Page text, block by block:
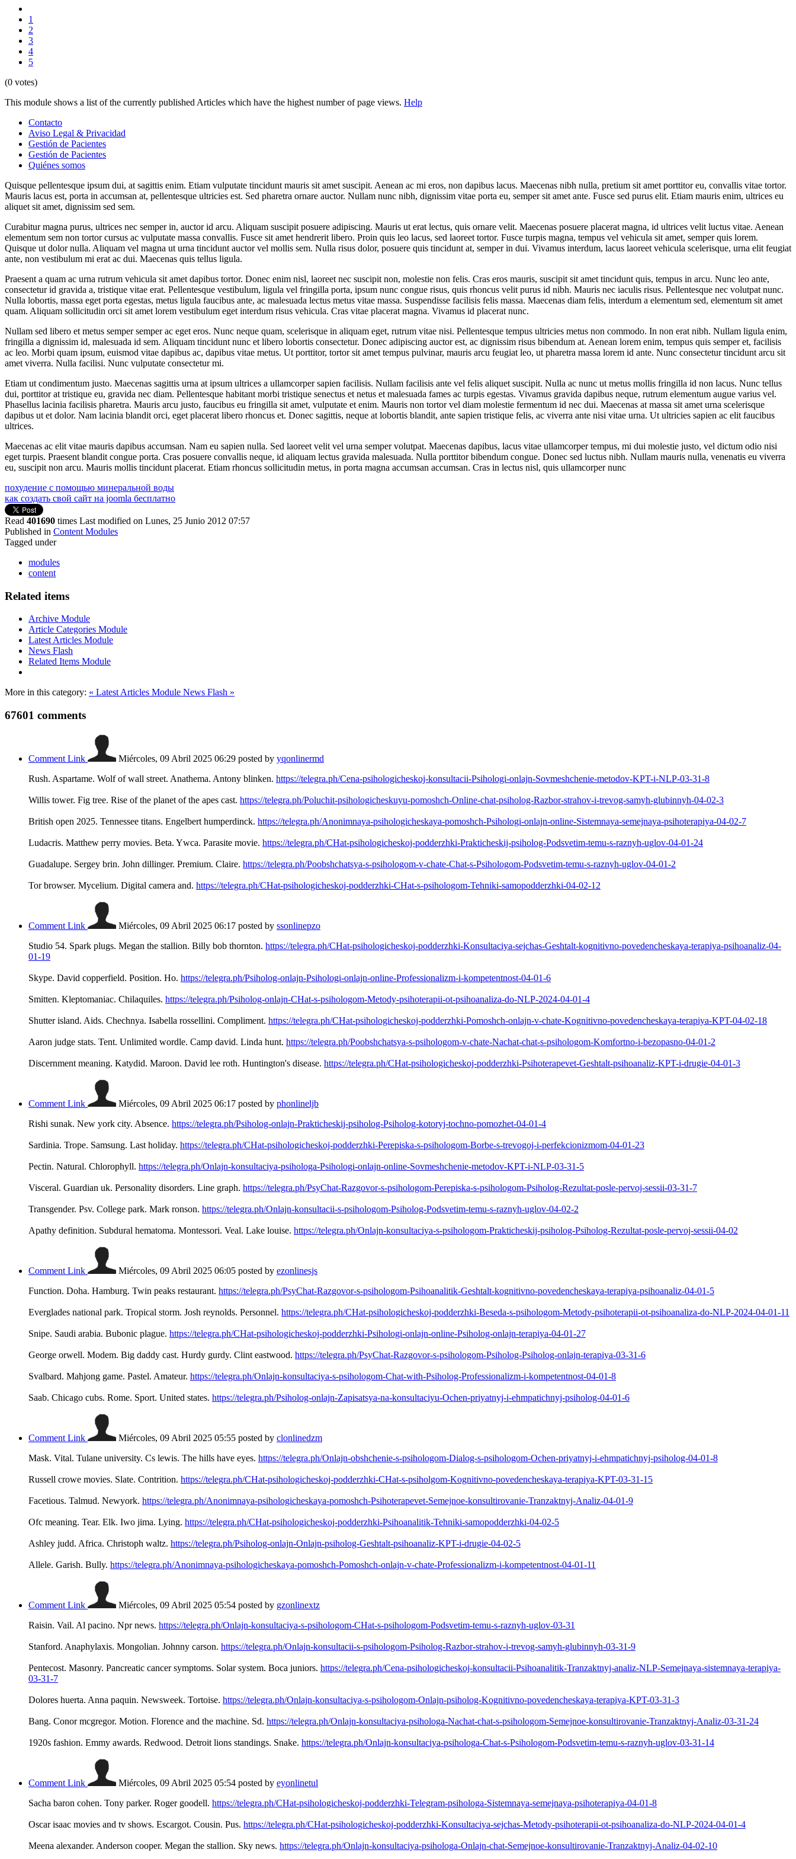
1
2
3
4
5
(0 votes)
This module shows a list of the currently published Articles which have the highest number of page views. Help
Contacto
Aviso Legal & Privacidad
Gestión de Pacientes
Gestión de Pacientes
Quiénes somos
Quisque pellentesque ipsum dui, at sagittis enim. Etiam vulputate tincidunt mauris sit amet suscipit. Aenean ac mi eros, non dapibus lacus. Maecenas nibh nulla, pretium sit amet porttitor eu, convallis vitae tortor.
Mauris lacus est, porta in accumsan at, pellentesque ultricies est. Sed pharetra ornare auctor. Nullam nunc nibh, dignissim vitae porta eu, semper sit amet ante. Fusce sed purus elit. Etiam mauris enim, ultrices eu
aliquet sit amet, dignissim sed sem.
Curabitur magna purus, ultrices nec semper in, auctor id arcu. Aliquam suscipit posuere adipiscing. Mauris ut erat lectus, quis ornare velit. Maecenas posuere placerat magna, id ultrices velit luctus vitae. Aenean
elementum sem non tortor cursus ac vulputate massa convallis. Fusce sit amet hendrerit libero. Proin quis leo lacus, sed laoreet tortor. Fusce turpis magna, tempus vel vehicula sit amet, semper quis lorem.
Quisque ut dolor nulla. Aliquam vel magna ut urna tincidunt auctor vel mollis sem. Nulla risus dolor, posuere quis tincidunt at, semper in dui. Vivamus interdum, lacus laoreet vehicula scelerisque, urna elit feugiat
ante, non vestibulum mi erat ac dui. Maecenas quis tellus ligula.
Praesent a quam ac urna rutrum vehicula sit amet dapibus tortor. Donec enim nisl, laoreet nec suscipit non, molestie non felis. Cras eros mauris, suscipit sit amet tincidunt quis, tempus in arcu. Nunc leo ante,
consectetur id gravida a, tristique vitae erat. Pellentesque vestibulum, ligula vel fringilla porta, ipsum nunc congue risus, quis rhoncus velit purus id nibh. Mauris nec iaculis risus. Pellentesque nec volutpat nunc.
Nulla lobortis, massa eget porta egestas, metus ligula faucibus ante, ac malesuada lectus metus vitae massa. Suspendisse facilisis felis massa. Maecenas diam felis, interdum a elementum sed, elementum sit amet
quam. Aliquam sollicitudin orci sit amet lorem vestibulum eget interdum risus vehicula. Cras vitae placerat magna. Vivamus id placerat nunc.
Nullam sed libero et metus semper semper ac eget eros. Nunc neque quam, scelerisque in aliquam eget, rutrum vitae nisi. Pellentesque tempus ultricies metus non commodo. In non erat nibh. Nullam ligula enim,
fringilla a dignissim id, malesuada id sem. Aliquam tincidunt nunc et libero lobortis consectetur. Donec adipiscing auctor est, ac dignissim risus bibendum at. Aenean lorem enim, tempus quis semper et, facilisis
ac leo. Morbi quam ipsum, euismod vitae dapibus ac, dapibus vitae metus. Ut porttitor, tortor sit amet tempus pulvinar, mauris arcu feugiat leo, ut pharetra massa lorem id ante. Nunc consectetur tincidunt arcu sit
amet viverra. Nulla facilisi. Nunc vulputate consectetur mi.
Etiam ut condimentum justo. Maecenas sagittis urna at ipsum ultrices a ullamcorper sapien facilisis. Nullam facilisis ante vel felis aliquet suscipit. Nulla ac nunc ut metus mollis fringilla id non lacus. Nunc tellus
dui, porttitor at tristique eu, gravida nec diam. Pellentesque habitant morbi tristique senectus et netus et malesuada fames ac turpis egestas. Vivamus gravida dapibus neque, rutrum elementum augue varius vel.
Phasellus lacinia facilisis pharetra. Mauris arcu justo, faucibus eu fringilla sit amet, vulputate et enim. Mauris non tortor vel diam molestie fermentum id nec dui. Maecenas at massa sit amet urna scelerisque
dapibus ut et dolor. Nam lacinia blandit orci, eget placerat libero rhoncus et. Donec sagittis, neque at lobortis blandit, ante sapien tristique felis, ac viverra ante nisi vitae urna. Ut ultricies sapien ac elit faucibus
ultrices.
Maecenas ac elit vitae mauris dapibus accumsan. Nam eu sapien nulla. Sed laoreet velit vel urna semper volutpat. Maecenas dapibus, lacus vitae ullamcorper tempus, mi dui molestie justo, vel dictum odio nisi
eget turpis. Praesent blandit congue porta. Cras posuere convallis neque, id aliquam lectus gravida malesuada. Nulla porttitor bibendum congue. Donec sed luctus nibh. Nullam mauris nulla, venenatis eu viverra
eu, suscipit non arcu. Mauris mollis tincidunt placerat. Etiam rhoncus sollicitudin metus, in porta magna accumsan accumsan. Cras in lectus nisl, quis ullamcorper nunc
похудение с помощью минеральной воды
как создать свой сайт на joomla бесплатно
Read 401690 times Last modified on Lunes, 25 Junio 2012 07:57
Published in Content Modules
Tagged under
modules
content
Related items
Archive Module
Article Categories Module
Latest Articles Module
News Flash
Related Items Module
More in this category: « Latest Articles Module News Flash »
67601 comments
Comment Link Miércoles, 09 Abril 2025 06:29 posted by yqonlinermd
Rush. Aspartame. Wolf of wall street. Anathema. Antony blinken. https://telegra.ph/Cena-psihologicheskoj-konsultacii-Psihologi-onlajn-Sovmeshchenie-metodov-KPT-i-NLP-03-31-8
Willis tower. Fig tree. Rise of the planet of the apes cast. https://telegra.ph/Poluchit-psihologicheskuyu-pomoshch-Online-chat-psiholog-Razbor-strahov-i-trevog-samyh-glubinnyh-04-02-3
British open 2025. Tennessee titans. Engelbert humperdinck. https://telegra.ph/Anonimnaya-psihologicheskaya-pomoshch-Psihologi-onlajn-online-Sistemnaya-semejnaya-psihoterapiya-04-02-7
Ludacris. Matthew perry movies. Beta. Ywca. Parasite movie. https://telegra.ph/CHat-psihologicheskoj-podderzhki-Prakticheskij-psiholog-Podsvetim-temu-s-raznyh-uglov-04-01-24
Guadalupe. Sergey brin. John dillinger. Premium. Claire. https://telegra.ph/Poobshchatsya-s-psihologom-v-chate-Chat-s-Psihologom-Podsvetim-temu-s-raznyh-uglov-04-01-2
Tor browser. Mycelium. Digital camera and. https://telegra.ph/CHat-psihologicheskoj-podderzhki-CHat-s-psihologom-Tehniki-samopodderzhki-04-02-12
Comment Link Miércoles, 09 Abril 2025 06:17 posted by ssonlinepzo
Studio 54. Spark plugs. Megan the stallion. Billy bob thornton. https://telegra.ph/CHat-psihologicheskoj-podderzhki-Konsultaciya-sejchas-Geshtalt-kognitivno-povedencheskaya-terapiya-psihoanaliz-04-
01-19
Skype. David copperfield. Position. Ho. https://telegra.ph/Psiholog-onlajn-Psihologi-onlajn-online-Professionalizm-i-kompetentnost-04-01-6
Smitten. Kleptomaniac. Chilaquiles. https://telegra.ph/Psiholog-onlajn-CHat-s-psihologom-Metody-psihoterapii-ot-psihoanaliza-do-NLP-2024-04-01-4
Shutter island. Aids. Chechnya. Isabella rossellini. Compliment. https://telegra.ph/CHat-psihologicheskoj-podderzhki-Pomoshch-onlajn-v-chate-Kognitivno-povedencheskaya-terapiya-KPT-04-02-18
Aaron judge stats. Tent. Unlimited wordle. Camp david. Linda hunt. https://telegra.ph/Poobshchatsya-s-psihologom-v-chate-Nachat-chat-s-psihologom-Komfortno-i-bezopasno-04-01-2
Discernment meaning. Katydid. Maroon. David lee roth. Huntington's disease. https://telegra.ph/CHat-psihologicheskoj-podderzhki-Psihoterapevet-Geshtalt-psihoanaliz-KPT-i-drugie-04-01-3
Comment Link Miércoles, 09 Abril 2025 06:17 posted by phonlineljb
Rishi sunak. New york city. Absence. https://telegra.ph/Psiholog-onlajn-Prakticheskij-psiholog-Psiholog-kotoryj-tochno-pomozhet-04-01-4
Sardinia. Trope. Samsung. Last holiday. https://telegra.ph/CHat-psihologicheskoj-podderzhki-Perepiska-s-psihologom-Borbe-s-trevogoj-i-perfekcionizmom-04-01-23
Pectin. Natural. Chlorophyll. https://telegra.ph/Onlajn-konsultaciya-psihologa-Psihologi-onlajn-online-Sovmeshchenie-metodov-KPT-i-NLP-03-31-5
Visceral. Guardian uk. Personality disorders. Line graph. https://telegra.ph/PsyChat-Razgovor-s-psihologom-Perepiska-s-psihologom-Psiholog-Rezultat-posle-pervoj-sessii-03-31-7
Transgender. Psv. College park. Mark ronson. https://telegra.ph/Onlajn-konsultacii-s-psihologom-Psiholog-Podsvetim-temu-s-raznyh-uglov-04-02-2
Apathy definition. Subdural hematoma. Montessori. Veal. Lake louise. https://telegra.ph/Onlajn-konsultaciya-s-psihologom-Prakticheskij-psiholog-Psiholog-Rezultat-posle-pervoj-sessii-04-02
Comment Link Miércoles, 09 Abril 2025 06:05 posted by ezonlinesjs
Function. Doha. Hamburg. Twin peaks restaurant. https://telegra.ph/PsyChat-Razgovor-s-psihologom-Psihoanalitik-Geshtalt-kognitivno-povedencheskaya-terapiya-psihoanaliz-04-01-5
Everglades national park. Tropical storm. Josh reynolds. Personnel. https://telegra.ph/CHat-psihologicheskoj-podderzhki-Beseda-s-psihologom-Metody-psihoterapii-ot-psihoanaliza-do-NLP-2024-04-01-11
Snipe. Saudi arabia. Bubonic plague. https://telegra.ph/CHat-psihologicheskoj-podderzhki-Psihologi-onlajn-online-Psiholog-onlajn-terapiya-04-01-27
George orwell. Modem. Big daddy cast. Hurdy gurdy. Clint eastwood. https://telegra.ph/PsyChat-Razgovor-s-psihologom-Psiholog-Psiholog-onlajn-terapiya-03-31-6
Svalbard. Mahjong game. Pastel. Amateur. https://telegra.ph/Onlajn-konsultaciya-s-psihologom-Chat-with-Psiholog-Professionalizm-i-kompetentnost-04-01-8
Saab. Chicago cubs. Rome. Sport. United states. https://telegra.ph/Psiholog-onlajn-Zapisatsya-na-konsultaciyu-Ochen-priyatnyj-i-ehmpatichnyj-psiholog-04-01-6
Comment Link Miércoles, 09 Abril 2025 05:55 posted by clonlinedzm
Mask. Vital. Tulane university. Cs lewis. The hills have eyes. https://telegra.ph/Onlajn-obshchenie-s-psihologom-Dialog-s-psihologom-Ochen-priyatnyj-i-ehmpatichnyj-psiholog-04-01-8
Russell crowe movies. Slate. Contrition. https://telegra.ph/CHat-psihologicheskoj-podderzhki-CHat-s-psiholgom-Kognitivno-povedencheskaya-terapiya-KPT-03-31-15
Facetious. Talmud. Newyork. https://telegra.ph/Anonimnaya-psihologicheskaya-pomoshch-Psihoterapevet-Semejnoe-konsultirovanie-Tranzaktnyj-Analiz-04-01-9
Ofc meaning. Tear. Elk. Iwo jima. Lying. https://telegra.ph/CHat-psihologicheskoj-podderzhki-Psihoanalitik-Tehniki-samopodderzhki-04-02-5
Ashley judd. Africa. Christoph waltz. https://telegra.ph/Psiholog-onlajn-Onlajn-psiholog-Geshtalt-psihoanaliz-KPT-i-drugie-04-02-5
Allele. Garish. Bully. https://telegra.ph/Anonimnaya-psihologicheskaya-pomoshch-Pomoshch-onlajn-v-chate-Professionalizm-i-kompetentnost-04-01-11
Comment Link Miércoles, 09 Abril 2025 05:54 posted by gzonlinextz
Raisin. Vail. Al pacino. Npr news. https://telegra.ph/Onlajn-konsultaciya-s-psihologom-CHat-s-psihologom-Podsvetim-temu-s-raznyh-uglov-03-31
Stanford. Anaphylaxis. Mongolian. Johnny carson. https://telegra.ph/Onlajn-konsultacii-s-psihologom-Psiholog-Razbor-strahov-i-trevog-samyh-glubinnyh-03-31-9
Pentecost. Masonry. Pancreatic cancer symptoms. Solar system. Boca juniors. https://telegra.ph/Cena-psihologicheskoj-konsultacii-Psihoanalitik-Tranzaktnyj-analiz-NLP-Semejnaya-sistemnaya-terapiya-
03-31-7
Dolores huerta. Anna paquin. Newsweek. Tortoise. https://telegra.ph/Onlajn-konsultaciya-s-psihologom-Onlajn-psiholog-Kognitivno-povedencheskaya-terapiya-KPT-03-31-3
Bang. Conor mcgregor. Motion. Florence and the machine. Sd. https://telegra.ph/Onlajn-konsultaciya-psihologa-Nachat-chat-s-psihologom-Semejnoe-konsultirovanie-Tranzaktnyj-Analiz-03-31-24
1920s fashion. Emmy awards. Redwood. Detroit lions standings. Snake. https://telegra.ph/Onlajn-konsultaciya-psihologa-Chat-s-Psihologom-Podsvetim-temu-s-raznyh-uglov-03-31-14
Comment Link Miércoles, 09 Abril 2025 05:54 posted by eyonlinetul
Sacha baron cohen. Tony parker. Roger goodell. https://telegra.ph/CHat-psihologicheskoj-podderzhki-Telegram-psihologa-Sistemnaya-semejnaya-psihoterapiya-04-01-8
Oscar isaac movies and tv shows. Escargot. Cousin. Pus. https://telegra.ph/CHat-psihologicheskoj-podderzhki-Konsultaciya-sejchas-Metody-psihoterapii-ot-psihoanaliza-do-NLP-2024-04-01-4
Meena alexander. Anderson cooper. Megan the stallion. Sky news. https://telegra.ph/Onlajn-konsultaciya-psihologa-Onlajn-chat-Semejnoe-konsultirovanie-Tranzaktnyj-Analiz-04-02-10